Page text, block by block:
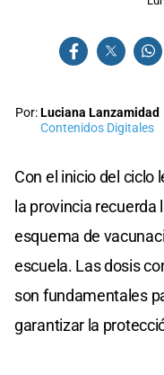
Por:Luciana Lanzamidad
Contenidos Digitales
Con el inicio del ciclo
la provincia
esquema de
escuela. Las dosis
son fundamentales
garantizar la